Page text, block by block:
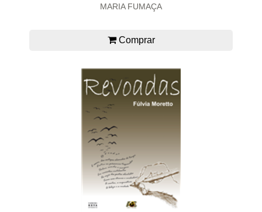
MARIA FUMAÇA
Comprar